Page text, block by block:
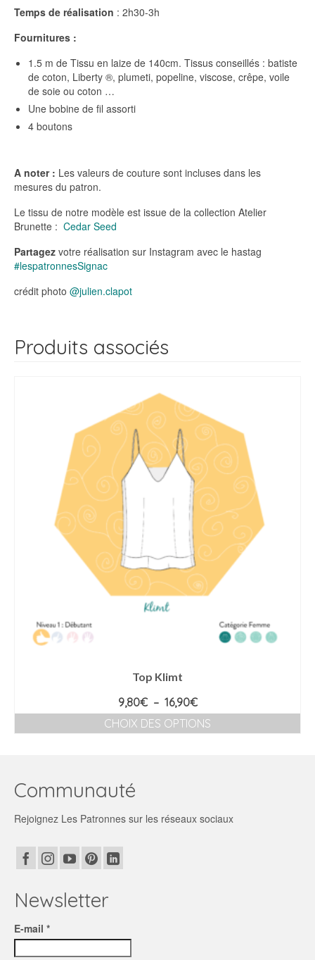
Temps de réalisation : 2h30-3h
Fournitures :
1.5 m de Tissu en laize de 140cm. Tissus conseillés : batiste
de coton, Liberty ®, plumeti, popeline, viscose, crêpe, voile
de soie ou coton …
Une bobine de fil assorti
4 boutons
A noter : Les valeurs de couture sont incluses dans les
mesures du patron.
Le tissu de notre modèle est issue de la collection Atelier
Brunette : Cedar Seed
Partagez votre réalisation sur Instagram avec le hastag
#lespatronnesSignac
crédit photo @julien.clapot
Produits associés
Top Klimt
9,80€ – 16,90€Plage
de
prix :
CHOIX DES OPTIONS
options
Communauté
Rejoignez Les Patronnes sur les réseaux sociaux
Newsletter
E-mail *